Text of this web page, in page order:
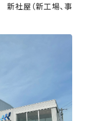
新社屋（新工場、事